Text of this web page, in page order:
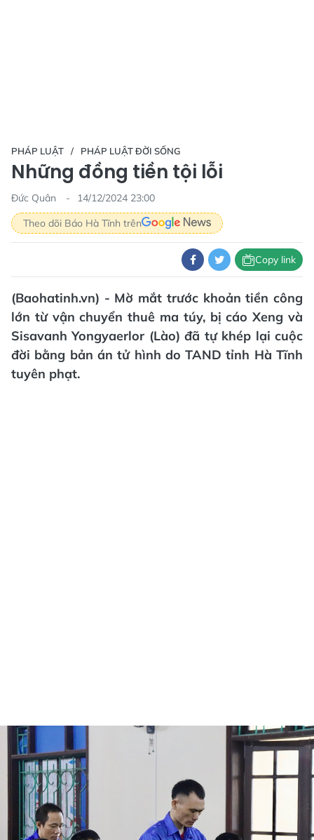
PHÁP LUẬT PHÁP LUẬT ĐỜI SỐNG
Những đồng tiền tội lỗi
Đức Quân
14/12/2024 23:00
Theo dõi Báo Hà Tĩnh trên
Copy link
(Baohatinh.vn) - Mờ mắt trước khoản tiền công
lớn từ vận chuyển thuê ma túy, bị cáo Xeng và
Sisavanh Yongyaerlor (Lào) đã tự khép lại cuộc
đời bằng bản án tử hình do TAND tỉnh Hà Tĩnh
tuyên phạt.